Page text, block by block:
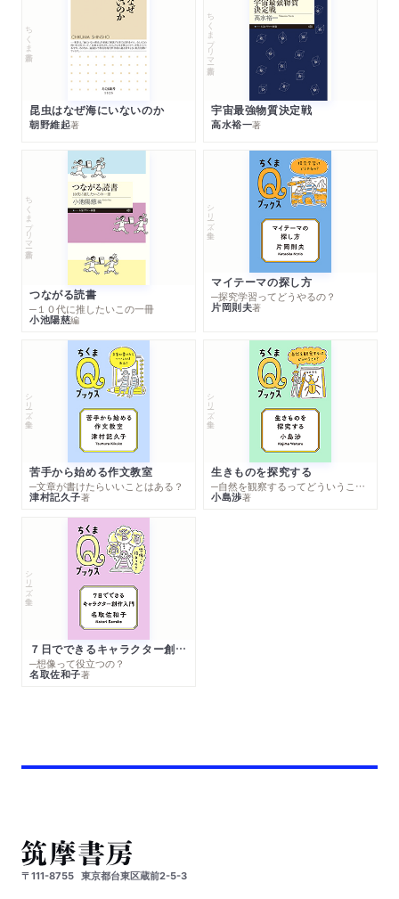
ちくま新書
昆虫はなぜ海にいないのか
朝野維起著
ちくまプリマー新書
宇宙最強物質決定戦
高水裕一著
ちくまプリマー新書
つながる読書
─１０代に推したいこの一冊
小池陽慈編
シリーズ・全集
マイテーマの探し方
─探究学習ってどうやるの？
片岡則夫著
シリーズ・全集
苦手から始める作文教室
─文章が書けたらいいことはある？
津村記久子著
シリーズ・全集
生きものを探究する
─自然を観察するってどういうこと？
小島渉著
シリーズ・全集
７日でできるキャラクター創作入門
─想像って役立つの？
名取佐和子著
〒111-8755 東京都台東区蔵前2-5-3